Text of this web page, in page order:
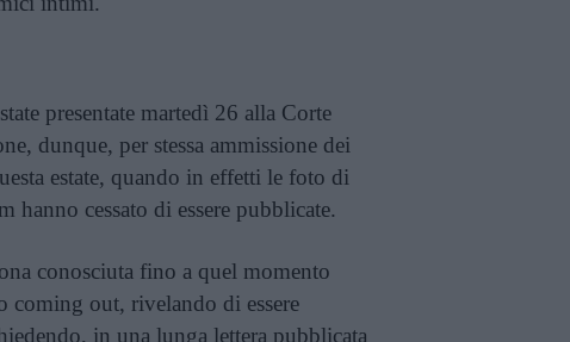
presentate martedì 26 alla Corte
dunque, per stessa ammissione dei
estate, quando in effetti le foto di
cessato di essere pubblicate.
conosciuta fino a quel momento
coming out, rivelando di essere
in una lunga lettera pubblicata